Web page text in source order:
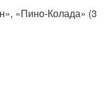
«Пино-Колада» (3